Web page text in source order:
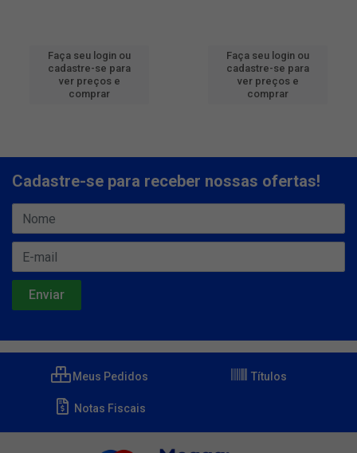
Faça seu login ou
cadastre-se para
ver preços e
comprar
Faça seu login ou
cadastre-se para
ver preços e
comprar
Cadastre-se para receber nossas ofertas!
Meus Pedidos Títulos
Notas Fiscais